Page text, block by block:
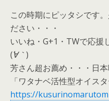
この時期にピッタシです
ださい・・・
いいね・G+1・TWで応援
(´∀｀)
芳さん超お薦め・・・日
「ワタナベ活性型オイスタ
https://